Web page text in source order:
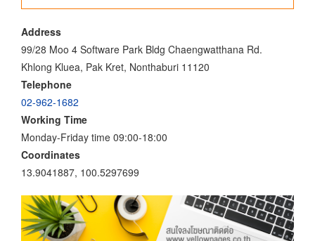
Address
99/28 Moo 4 Software Park Bldg Chaengwatthana Rd.
Khlong Kluea, Pak Kret, Nonthaburi 11120
Telephone
02-962-1682
Working Time
Monday-Friday time 09:00-18:00
Coordinates
13.9041887, 100.5297699